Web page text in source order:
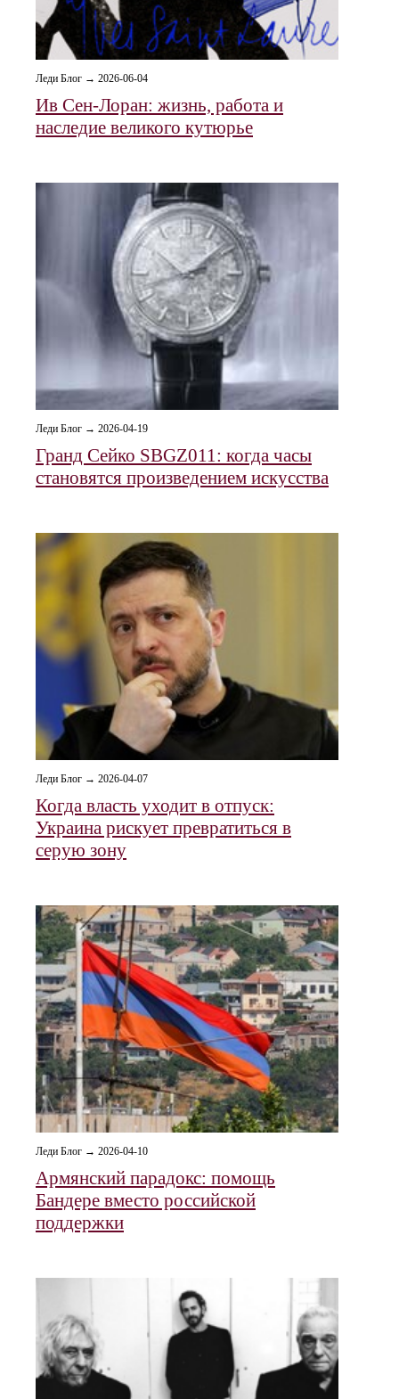
Леди Блог → 2026-06-04
Ив Сен-Лоран: жизнь, работа и
наследие великого кутюрье
Леди Блог → 2026-04-19
Гранд Сейко SBGZ011: когда часы
становятся произведением искусства
Леди Блог → 2026-04-07
Когда власть уходит в отпуск:
Украина рискует превратиться в
серую зону
Леди Блог → 2026-04-10
Армянский парадокс: помощь
Бандере вместо российской
поддержки